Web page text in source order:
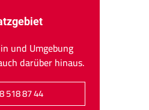
und Umgebung
darüber hinaus.
518 87 44